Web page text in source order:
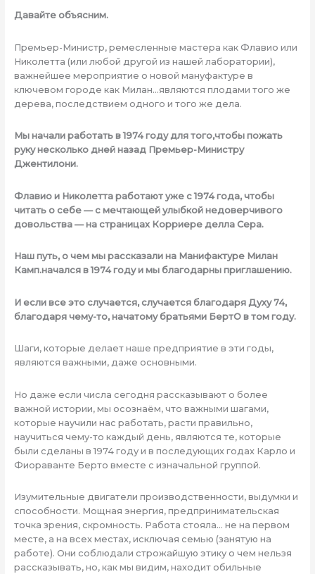
Давайте объясним.
Премьер-Министр, ремесленные мастера как Флавио или
Николетта (или любой другой из нашей лаборатории),
важнейшее мероприятие о новой мануфактуре в
ключевом городе как Милан…являются плодами того же
дерева, последствием одного и того же дела.
Мы начали работать в 1974 году для того,чтобы пожать
руку несколько дней назад Премьер-Министру
Джентилони.
Флавио и Николетта работают уже с 1974 года, чтобы
читать о себе — с мечтающей улыбкой недоверчивого
довольства — на страницах Корриере делла Сера.
Наш путь, о чем мы рассказали на Манифактуре Милан
Камп.начался в 1974 году и мы благодарны приглашению.
И если все это случается, случается благодаря Духу 74,
благодаря чему-то, начатому братьями БертО в том году.
Шаги, которые делает наше предприятие в эти годы,
являются важными, даже основными.
Но даже если числа сегодня рассказывают о более
важной истории, мы осознаём, что важными шагами,
которые научили нас работать, расти правильно,
научиться чему-то каждый день, являются те, которые
были сделаны в 1974 году и в последующих годах Карло и
Фиораванте Берто вместе с изначальной группой.
Изумительные двигатели производственности, выдумки и
способности. Мощная энергия, предпринимательская
точка зрения, скромность. Работа стояла… не на первом
месте, а на всех местах, исключая семью (занятую на
работе). Они соблюдали строжайшую этику о чем нельзя
рассказывать, но, как мы видим, находит обильные